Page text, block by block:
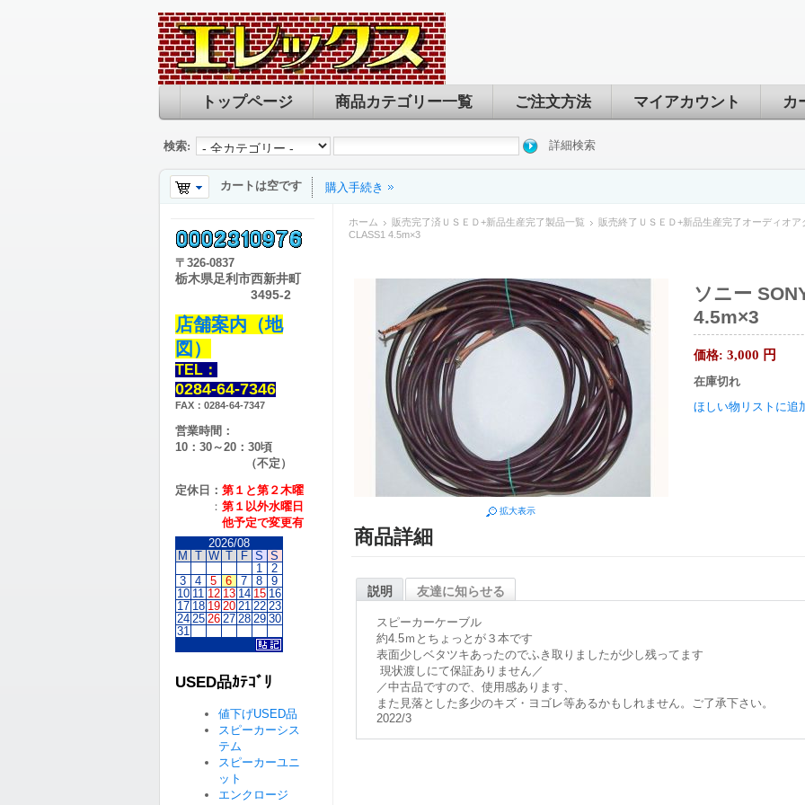
トップページ 商品カテゴリー一覧 ご注文方法 マイアカウント カ
検索: 詳細検索
カートは空です 購入手続き
ホーム 販売完了済ＵＳＥＤ+新品生産完了製品一覧 販売終了ＵＳＥＤ+新品生産完了オーディオア
CLASS1 4.5m×3
拡大表示
ソニー
4.5m×3
価格: 3,000 円
在庫切れ
ほしい物リストに追
商品詳細
説明 友達に知らせる
スピーカーケーブル
約4.5ｍとちょっとが３本です
表面少しベタツキあったのでふき取りましたが少し残ってます
現状渡しにて保証ありません／
／中古品ですので、使用感あります、
また見落とした多少のキズ・ヨゴレ等あるかもしれません。ご了承下さい。
2022/3
〒 326-0837
栃木県足利市西新井町
3495-2
店舗案内（地
図）
TEL：
0284-64-7346
FAX：0284-64-7347
営業時間：
10：30～20：30頃
（不定）
定休日： 第１と第２木曜
： 第１以外水曜日
他予定で変更有
2026/08
M
T W T F S S
1
2
3
4 5 6 7 8
9
10 11 12 13 14 15 16
17 18 19 20 21 22 23
24 25 26 27 28 29 30
31
USED品ｶﾃｺﾞﾘ
値下げUSED品
スピーカーシス
テム
スピーカーユニ
ット
エンクロージ